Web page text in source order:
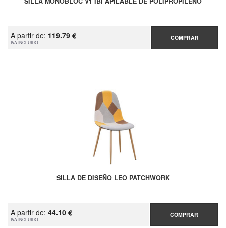
A partir de: 119.79 €
IVA INCLUIDO
COMPRAR
SILLA DE DISEÑO LEO PATCHWORK
A partir de: 44.10 €
IVA INCLUIDO
COMPRAR